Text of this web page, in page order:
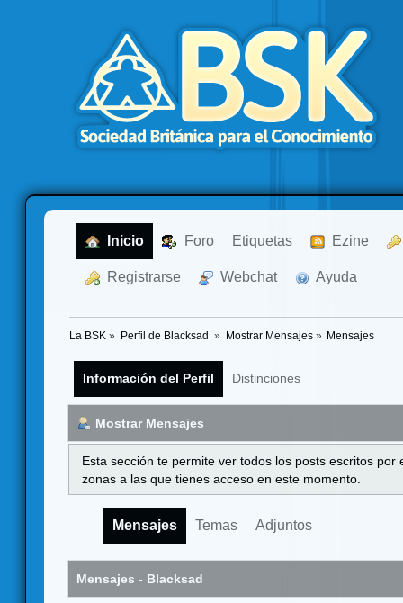
Inicio Foro Etiquetas Ezine
Registrarse Webchat Ayuda
La BSK » Perfil de Blacksad » Mostrar Mensajes» Mensajes
Información del Perfil Distinciones
Mostrar Mensajes
Esta sección te permite ver todos los posts escritos
zonas a las que tienes acceso en este momento.
Mensajes Temas Adjuntos
Mensajes - Blacksad